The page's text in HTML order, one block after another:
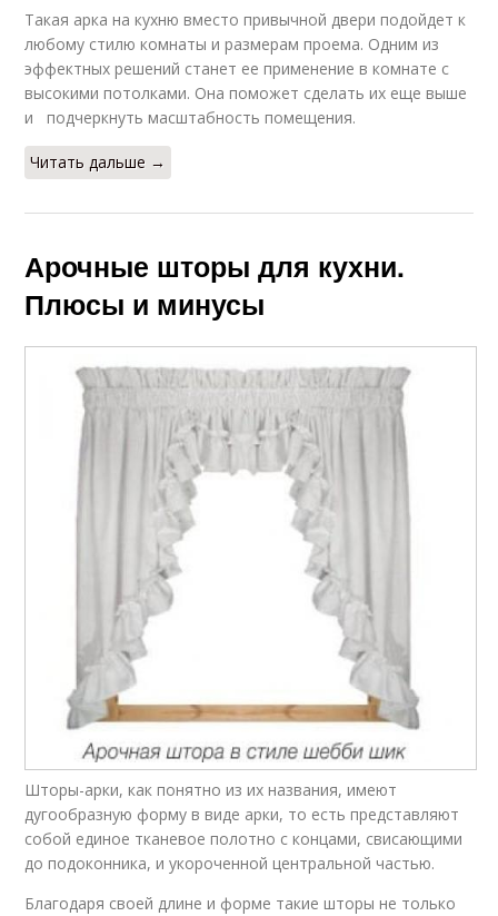
Такая арка на кухню вместо привычной двери подойдет к
любому стилю комнаты и размерам проема. Одним из
эффектных решений станет ее применение в комнате с
высокими потолками. Она поможет сделать их еще выше
и подчеркнуть масштабность помещения.
Читать дальше →
Арочные шторы для кухни.
Плюсы и минусы
Шторы-арки, как понятно из их названия, имеют
дугообразную форму в виде арки, то есть представляют
собой единое тканевое полотно с концами, свисающими
до подоконника, и укороченной центральной частью.
Благодаря своей длине и форме такие шторы не только